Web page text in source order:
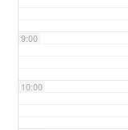
9:00
10:00